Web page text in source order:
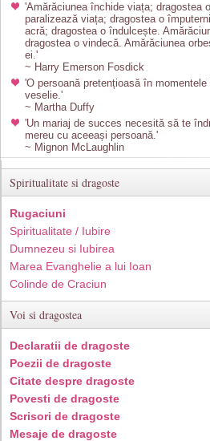
'Amărăciunea închide viața; dragostea
paralizează viața; dragostea o
acră; dragostea o îndulcește.
dragostea o vindecă. Amărăciunea
ei.'
~ Harry Emerson Fosdick
'O persoană pretențioasă în
veselie.'
~ Martha Duffy
'Un mariaj de succes necesită să te
mereu cu aceeași persoană.'
~ Mignon McLaughlin
Spiritualitate si dragoste
Rugaciuni
Spiritualitate / Iubire
Dumnezeu si Iubirea
Marea Evanghelie a lui Ioan
Colinde de Craciun
Voi si dragostea
Declaratii de dragoste
Poezii de dragoste
Citate despre dragoste
Povesti de dragoste
Scrisori de dragoste
Mesaje de dragoste